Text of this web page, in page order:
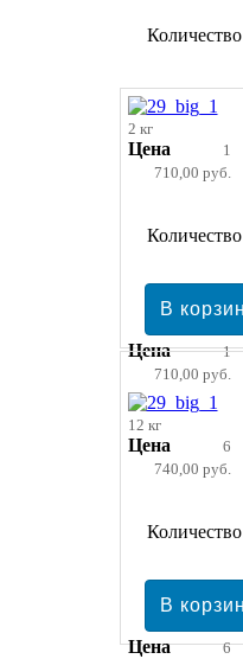
2 кг
Цена
1
710,00 руб.
Цена
1
710,00 руб.
12 кг
Цена
6
740,00 руб.
Цена
6